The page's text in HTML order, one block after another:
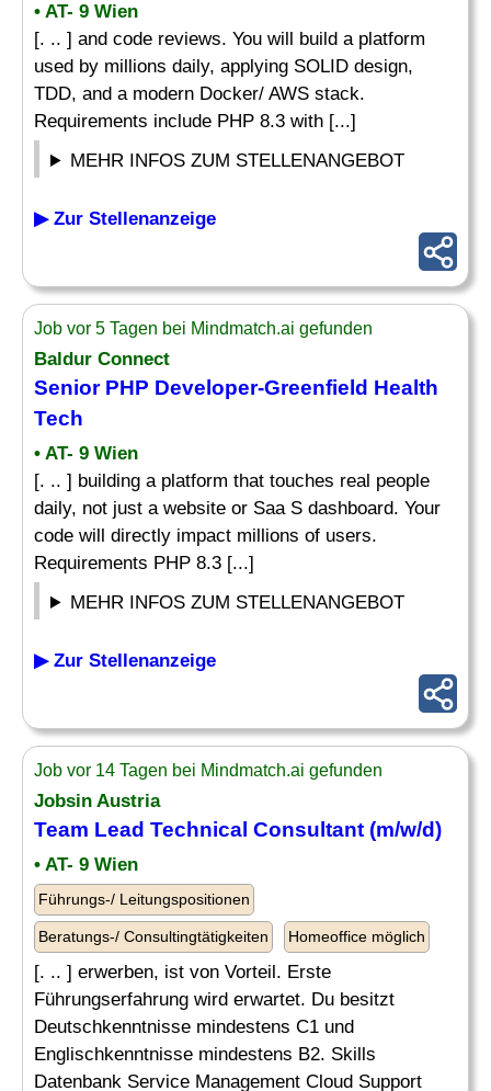
• AT- 9 Wien
[. .. ] and code reviews. You will build a platform
used by millions daily, applying SOLID design,
TDD, and a modern Docker/ AWS stack.
Requirements include PHP 8.3 with [...]
MEHR INFOS ZUM STELLENANGEBOT
▶ Zur Stellenanzeige
Job vor 5 Tagen bei Mindmatch.ai gefunden
Baldur Connect
Senior PHP Developer-Greenfield Health
Tech
• AT- 9 Wien
[. .. ] building a platform that touches real people
daily, not just a website or Saa S dashboard. Your
code will directly impact millions of users.
Requirements PHP 8.3 [...]
MEHR INFOS ZUM STELLENANGEBOT
▶ Zur Stellenanzeige
Job vor 14 Tagen bei Mindmatch.ai gefunden
Jobsin Austria
Team Lead Technical Consultant (m/w/d)
• AT- 9 Wien
Führungs-/ Leitungspositionen
Beratungs-/ Consultingtätigkeiten Homeoffice möglich
[. .. ] erwerben, ist von Vorteil. Erste
Führungserfahrung wird erwartet. Du besitzt
Deutschkenntnisse mindestens C1 und
Englischkenntnisse mindestens B2. Skills
Datenbank Service Management Cloud Support